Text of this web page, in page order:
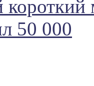
50 000